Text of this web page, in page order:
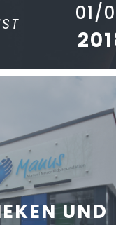
01/
UND